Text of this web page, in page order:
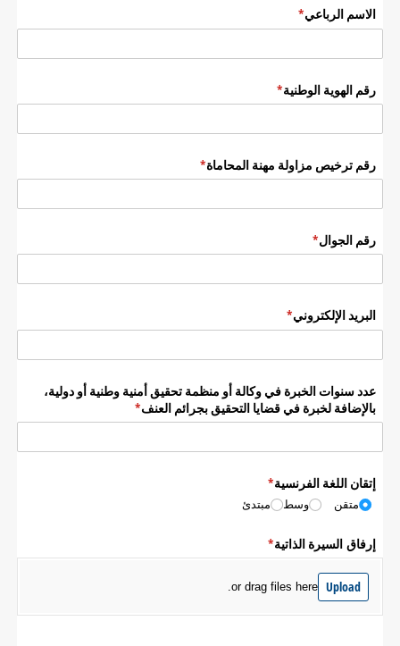
الاسم الرباعي*
(required)
رقم الهوية الوطنية*
(required)
رقم ترخيص مزاولة مهنة المحاماة*
(required)
رقم الجوال*
(required)
البريد الإلكتروني*
(required)
عدد سنوات الخبرة في وكالة أو منظمة تحقيق أمنية وطنية أو دولية،
بالإضافة لخبرة في قضايا التحقيق بجرائم العنف*
(required)
إتقان اللغة الفرنسية*
(required)
متقن وسط مبتدئ
إرفاق السيرة الذاتية*
(required)
Upload
or drag files here.